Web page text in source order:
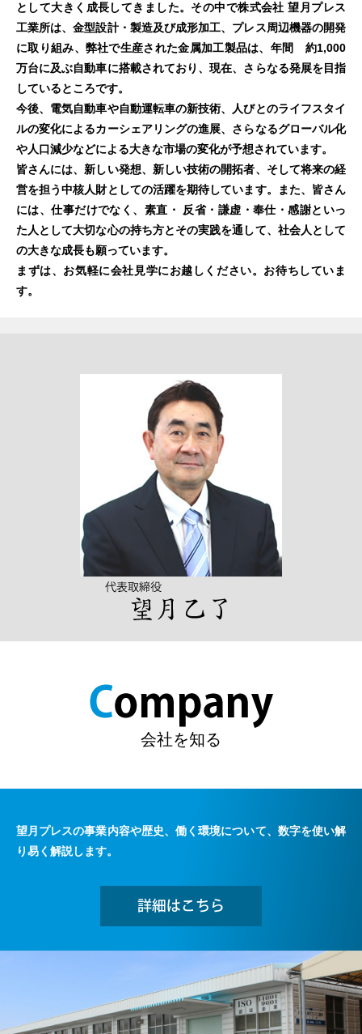
として大きく成長してきました。その中で株式会社 望月プレス
工業所は、金型設計・製造及び成形加工、プレス周辺機器の開発
に取り組み、弊社で生産された金属加工製品は、年間 約1,000
万台に及ぶ自動車に搭載されており、現在、さらなる発展を目指
しているところです。
今後、電気自動車や自動運転車の新技術、人びとのライフスタイ
ルの変化によるカーシェアリングの進展、さらなるグローバル化
や人口減少などによる大きな市場の変化が予想されています。
皆さんには、新しい発想、新しい技術の開拓者、そして将来の経
営を担う中核人財としての活躍を期待しています。また、皆さん
には、仕事だけでなく、素直・ 反省・謙虚・奉仕・感謝といっ
た人として大切な心の持ち方とその実践を通して、社会人として
の大きな成長も願っています。
まずは、お気軽に会社見学にお越しください。お待ちしていま
す。
会社を知る
望月プレスの事業内容や歴史、働く環境について、数字を使い解
り易く解説します。